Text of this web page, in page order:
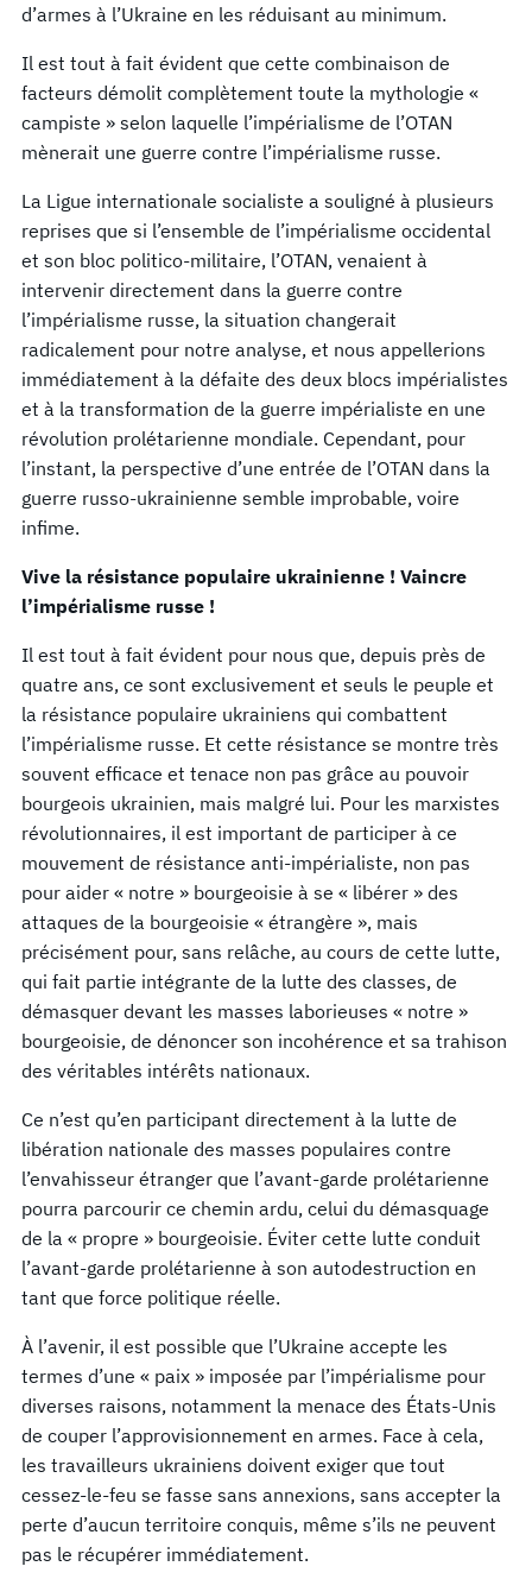
d’armes à l’Ukraine en les réduisant au minimum.
Il est tout à fait évident que cette combinaison de
facteurs démolit complètement toute la mythologie «
campiste » selon laquelle l’impérialisme de l’OTAN
mènerait une guerre contre l’impérialisme russe.
La Ligue internationale socialiste a souligné à plusieurs
reprises que si l’ensemble de l’impérialisme occidental
et son bloc politico-militaire, l’OTAN, venaient à
intervenir directement dans la guerre contre
l’impérialisme russe, la situation changerait
radicalement pour notre analyse, et nous appellerions
immédiatement à la défaite des deux blocs impérialistes
et à la transformation de la guerre impérialiste en une
révolution prolétarienne mondiale. Cependant, pour
l’instant, la perspective d’une entrée de l’OTAN dans la
guerre russo-ukrainienne semble improbable, voire
infime.
Vive la résistance populaire ukrainienne ! Vaincre
l’impérialisme russe !
Il est tout à fait évident pour nous que, depuis près de
quatre ans, ce sont exclusivement et seuls le peuple et
la résistance populaire ukrainiens qui combattent
l’impérialisme russe. Et cette résistance se montre très
souvent efficace et tenace non pas grâce au pouvoir
bourgeois ukrainien, mais malgré lui. Pour les marxistes
révolutionnaires, il est important de participer à ce
mouvement de résistance anti-impérialiste, non pas
pour aider « notre » bourgeoisie à se « libérer » des
attaques de la bourgeoisie « étrangère », mais
précisément pour, sans relâche, au cours de cette lutte,
qui fait partie intégrante de la lutte des classes, de
démasquer devant les masses laborieuses « notre »
bourgeoisie, de dénoncer son incohérence et sa trahison
des véritables intérêts nationaux.
Ce n’est qu’en participant directement à la lutte de
libération nationale des masses populaires contre
l’envahisseur étranger que l’avant-garde prolétarienne
pourra parcourir ce chemin ardu, celui du démasquage
de la « propre » bourgeoisie. Éviter cette lutte conduit
l’avant-garde prolétarienne à son autodestruction en
tant que force politique réelle.
À l’avenir, il est possible que l’Ukraine accepte les
termes d’une « paix » imposée par l’impérialisme pour
diverses raisons, notamment la menace des États-Unis
de couper l’approvisionnement en armes. Face à cela,
les travailleurs ukrainiens doivent exiger que tout
cessez-le-feu se fasse sans annexions, sans accepter la
perte d’aucun territoire conquis, même s’ils ne peuvent
pas le récupérer immédiatement.